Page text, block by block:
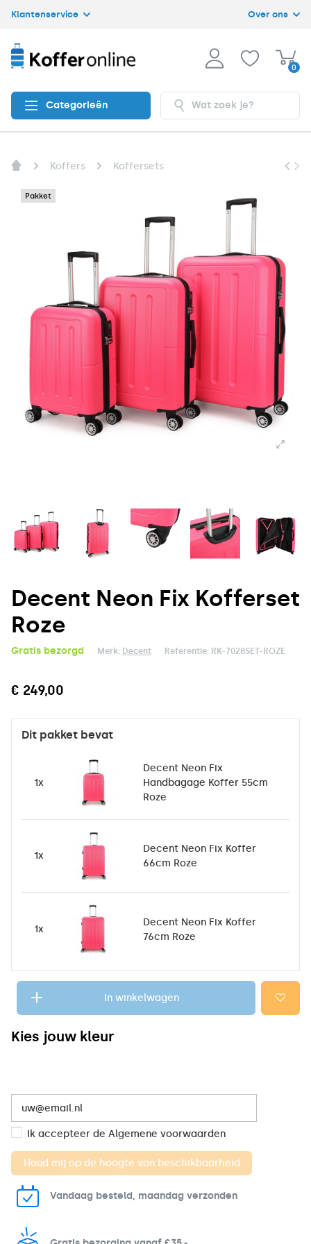
Klantenservice Over ons
0
Categorieën
Koffers Koffersets
Pakket
Decent Neon Fix Kofferset
Roze
Gratis bezorgd Merk: Decent Referentie: RK-7028SET-ROZE
€ 249,00
Dit pakket bevat
1x
Decent Neon Fix
Handbagage Koffer 55cm
Roze
1x
Decent Neon Fix Koffer
66cm Roze
1x
Decent Neon Fix Koffer
76cm Roze
In winkelwagen
Kies jouw kleur
Ik accepteer de Algemene voorwaarden
Vandaag besteld, maandag verzonden